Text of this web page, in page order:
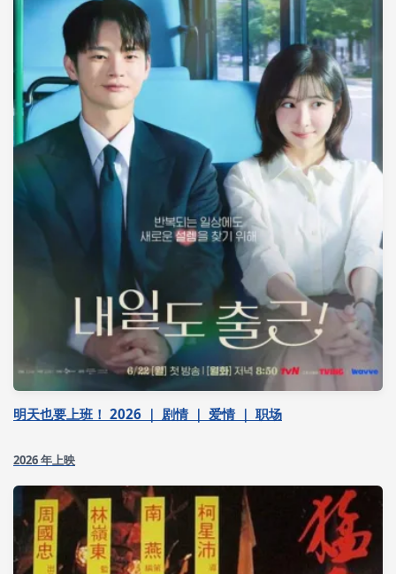
明天也要上班！ 2026 ｜ 剧情 ｜ 爱情 ｜ 职场
2026 年上映